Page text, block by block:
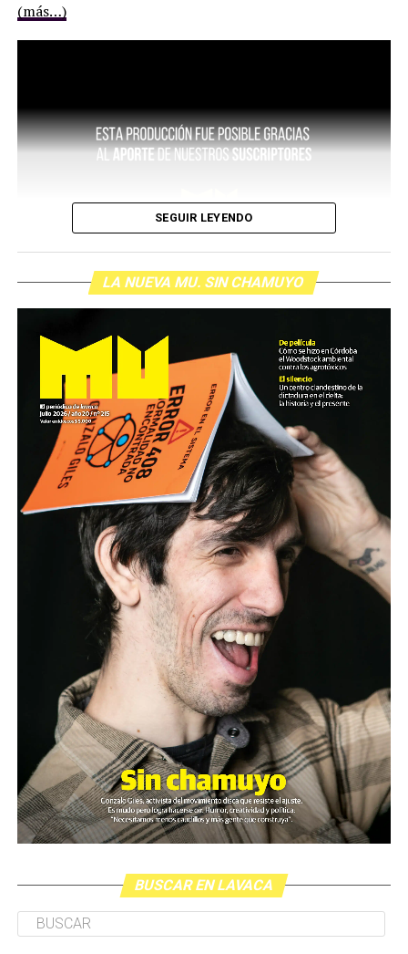
(más…)
SEGUIR LEYENDO
LA NUEVA MU. SIN CHAMUYO
BUSCAR EN LAVACA